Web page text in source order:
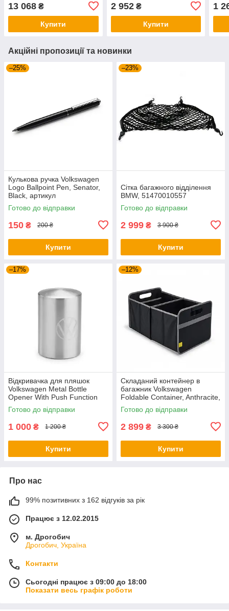
13 068 ₴
Купити
автоматичного
затемнення
2 952₴
Купити
1
Акційні пропозиції та новинки
–25%
Кулькова ручка Volkswagen
Logo Ballpoint Pen, Senator,
Black, артикул
000087703ME041
Готово до відправки
150 ₴ 200 ₴
Купити
–23%
Сітка багажного відділення
BMW, 51470010557
Готово до відправки
2 999 ₴ 3 900 ₴
Купити
–17%
Відкривачка для пляшок
Volkswagen Metal Bottle
Opener With Push Function
NM, артикул
000087703LTJKA
Готово до відправки
1 000 ₴ 1 200 ₴
Купити
–12%
Складаний контейнер в
багажник Volkswagen
Foldable Container, Anthracite,
артикул 5H0061104
Готово до відправки
2 899 ₴ 3 300 ₴
Купити
Про нас
99% позитивних з 162 відгуків за рік
Працює з 12.02.2015
м. Дрогобич
Дрогобич, Україна
Контакти
Сьогодні працює з 09:00 до 18:00
Показати весь графік роботи